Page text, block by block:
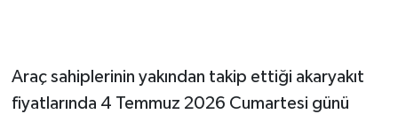
Araç sahiplerinin yakından takip ettiği akaryakıt
fiyatlarında 4 Temmuz 2026 Cumartesi günü